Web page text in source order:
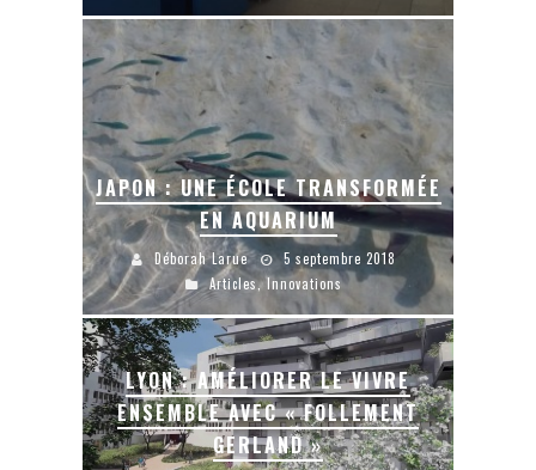
JAPON : UNE ÉCOLE TRANSFORMÉE
EN AQUARIUM
Déborah Larue
5 septembre 2018
Articles,Innovations
LYON : AMÉLIORER LE VIVRE
ENSEMBLE AVEC « FOLLEMENT
GERLAND »